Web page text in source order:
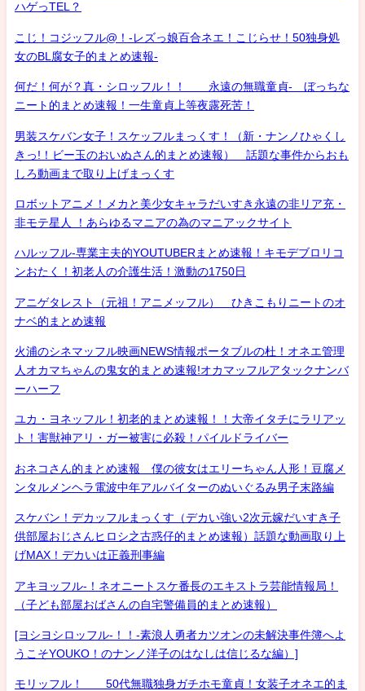
ハゲっTEL？
こじ！コジッフル@！-レズっ娘百合ネエ！こじらせ！50独身処
女のBL腐女子的まとめ速報-
何だ！何が？真・シロッフル！！ 永遠の無職童貞- ぼっちな
ニート的まとめ速報！一生童貞上等夜露死苦！
男装スケバン女子！スケッフルまっくす！（新・ナンノひゃくし
きっ!！ビー玉のおいぬさん的まとめ速報） 話題な事件からおも
しろ動画まで取り上げまっくす
ロボットアニメ！メカと美少女キャラだいすき永遠の非リア充・
非モテ星人 ！あらゆるマニアの為のマニアックサイト
ハルッフル-専業主夫的YOUTUBERまとめ速報！キモデブロリコ
ンおたく！初老人の介護生活！激動の1750日
アニゲタレスト（元祖！アニメッフル） ひきこもりニートのオ
ナベ的まとめ速報
火浦のシネマッフル映画NEWS情報ポータブルの杜！オネエ管理
人オカマちゃんの鬼女的まとめ速報!オカマッフルアタックナンバ
ーハーフ
ユカ・ヨネッフル！初老的まとめ速報！！大帝イタチにラリアッ
ト！害獣神アリ・ガー被害に必殺！パイルドライバー
おネコさん的まとめ速報 僕の彼女はエリーちゃん人形！豆腐メ
ンタルメンヘラ電波中年アルバイターのぬいぐるみ男子末路編
スケバン！デカッフルまっくす（デカい強い2次元嫁だいすき子
供部屋おじさんヒロシ之古惑仔的まとめ速報）話題な動画取り上
げMAX！デカいは正義刑事編
アキヨッフル-！ネオニートスケ番長のエキストラ芸能情報局！
（子ども部屋おばさんの自宅警備員的まとめ速報）
[ヨシヨシロッフル-！！-素浪人勇者カツオンの未解決事件簿へよ
うこそYOUKO！のナンノ洋子のはなしは信じるな編）]
モリッフル！ 50代無職独身ガチホモ童貞！女装子オネエ的ま